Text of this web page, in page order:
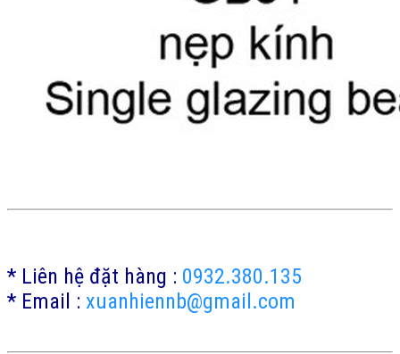
* Liên hệ đặt hàng : 0932.380.135
* Email : xuanhiennb@gmail.com